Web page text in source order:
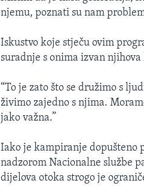
njemu, poznati su nam
Iskustvo koje stječu ovim
suradnje s onima izvan
“To je zato što se družimo s
živimo zajedno s njima.
jako važna.”
Iako je kampiranje dopušteno
nadzorom Nacionalne službe
dijelova otoka strogo je